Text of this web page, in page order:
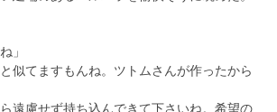
」
似てますもんね。ツトムさんが作ったから
ら遠慮せず持ち込んできて下さいね。希望の